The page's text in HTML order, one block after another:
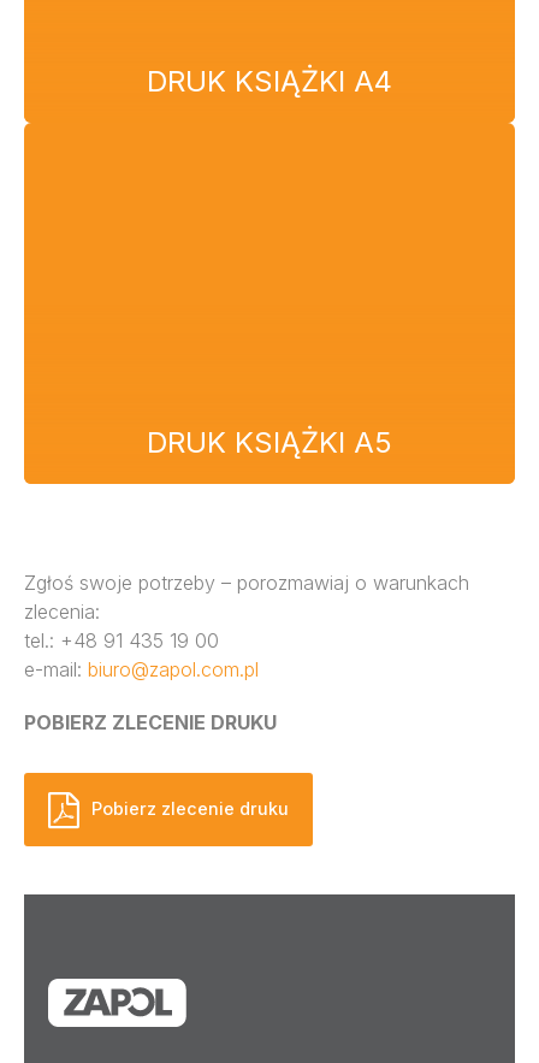
DRUK KSIĄŻKI A4
DRUK KSIĄŻKI A5
Zgłoś swoje potrzeby – porozmawiaj o warunkach
zlecenia:
tel.: +48 91 435 19 00
e-mail: biuro@zapol.com.pl
POBIERZ ZLECENIE DRUKU
Pobierz zlecenie druku